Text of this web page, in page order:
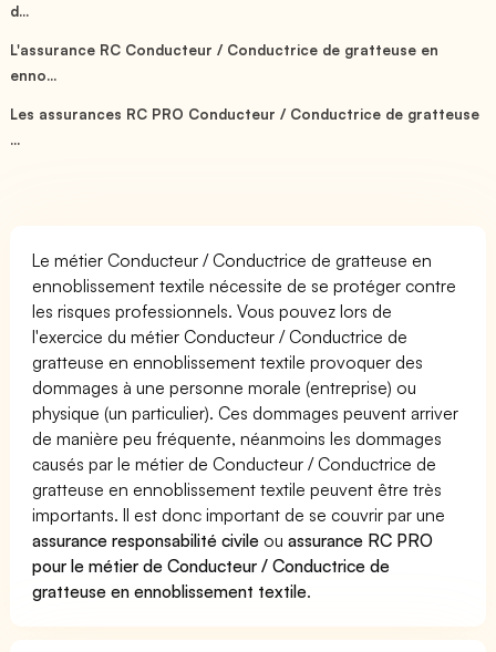
d...
L'assurance RC Conducteur / Conductrice de gratteuse en
enno...
Les assurances RC PRO Conducteur / Conductrice de gratteuse
...
Le métier Conducteur / Conductrice de gratteuse en
ennoblissement textile nécessite de se protéger contre
les risques professionnels. Vous pouvez lors de
l'exercice du métier Conducteur / Conductrice de
gratteuse en ennoblissement textile provoquer des
dommages à une personne morale (entreprise) ou
physique (un particulier). Ces dommages peuvent arriver
de manière peu fréquente, néanmoins les dommages
causés par le métier de Conducteur / Conductrice de
gratteuse en ennoblissement textile peuvent être très
importants. Il est donc important de se couvrir par une
assurance responsabilité civile ouassurance RC PRO
pour le métier de Conducteur / Conductrice de
gratteuse en ennoblissement textile.